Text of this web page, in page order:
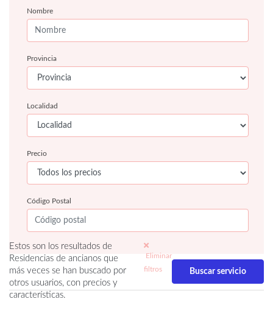
Nombre
Provincia
Localidad
Precio
Código Postal
Estos son los resultados de
Residencias de ancianos que
más veces se han buscado por
otros usuarios, con precios y
características.
Eliminar
filtros